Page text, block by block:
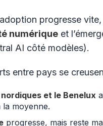
progresse
numériqueet
AI côté modèles).
entre pays se
et le Benelux
moyenne.
progresse, mais reste